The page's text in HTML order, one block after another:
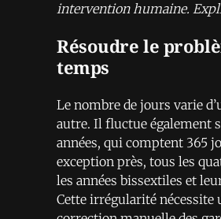
intervention humaine.
Résoudre le
temps
Le nombre de jours varie
autre. Il fluctue également
années, qui comptent 365
exception près, tous les
les années bissextiles et
Cette irrégularité nécessite